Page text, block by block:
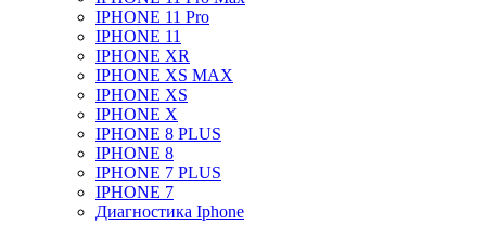
IPHONE 11 Pro
IPHONE 11
IPHONE XR
IPHONE XS MAX
IPHONE XS
IPHONE X
IPHONE 8 PLUS
IPHONE 8
IPHONE 7 PLUS
IPHONE 7
Диагностика Iphone